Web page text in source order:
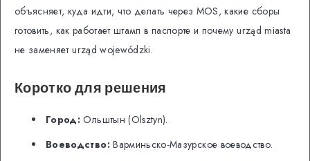
объясняет, куда идти, что делать через MOS, какие сборы
готовить, как работает штамп в паспорте и почему urząd miasta
не заменяет urząd wojewódzki.
Коротко для решения
Город: Ольштын (Olsztyn).
Воеводство:Варминьско-Мазурское воеводство.